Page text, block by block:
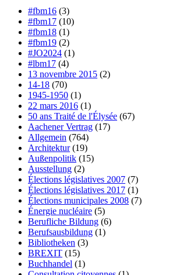
#fbm16 (3)
#fbm17 (10)
#fbm18 (1)
#fbm19 (2)
#JO2024 (1)
#lbm17 (4)
13 novembre 2015 (2)
14-18 (70)
1945-1950 (1)
22 mars 2016 (1)
50 ans Traité de l'Élysée (67)
Aachener Vertrag (17)
Allgemein (764)
Architektur(19)
Außenpolitik (15)
Ausstellung (2)
Élections législatives 2007 (7)
Élections législatives 2017 (1)
Élections municipales 2008 (7)
Énergie nucléaire (5)
Berufliche Bildung (6)
Berufsausbildung (1)
Bibliotheken (3)
BREXIT (15)
Buchhandel (1)